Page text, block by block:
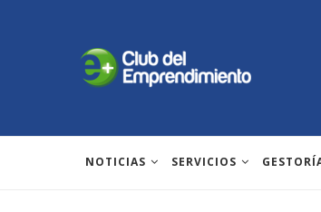
NOTICIAS SERVICIOS